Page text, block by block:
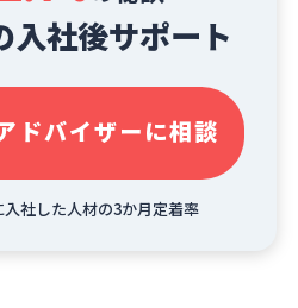
入社後サポート
社した人材の3か月定着率
ドバイザーに相談